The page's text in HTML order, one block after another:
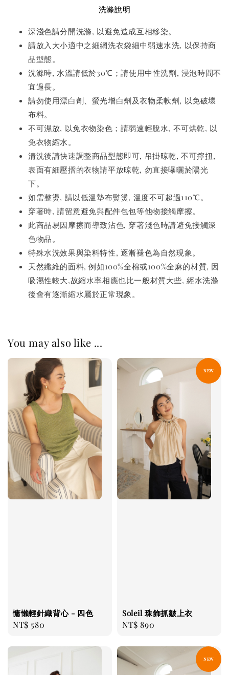
洗滌說明
深淺色請分開洗滌, 以避免造成互相移染。
請放入大小適中之細網洗衣袋細中弱速水洗, 以保持商
品型態。
洗滌時, 水溫請低於30℃；請使用中性洗劑, 浸泡時間不
宜過長。
請勿使用漂白劑、螢光增白劑及衣物柔軟劑, 以免破壞
布料。
不可濕放, 以免衣物染色；請弱速輕脫水, 不可烘乾, 以
免衣物縮水。
清洗後請快速調整商品型態即可, 吊掛晾乾, 不可擰扭,
表面有細壓摺的衣物請平放晾乾, 勿直接曝曬於陽光
下。
如需整燙, 請以低溫墊布熨燙, 溫度不可超過110℃。
穿著時, 請留意避免與配件包包等他物接觸摩擦。
此商品易因摩擦而導致沾色, 穿著淺色時請避免接觸深
色物品。
特殊水洗效果與染料特性, 逐漸褪色為自然現象。
天然纖維的面料, 例如100%全棉或100%全麻的材質, 因
吸濕性較大,故縮水率相應也比一般材質大些, 經水洗滌
後會有逐漸縮水屬於正常現象。
You may also like ...
慵懶輕針織背心 - 四色
Regular
NT$ 580
NEW
Soleil 珠飾抓皺上衣
Regular
NT$ 890
NEW